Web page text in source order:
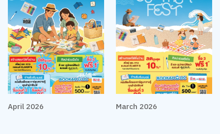
April 2026 March 2026